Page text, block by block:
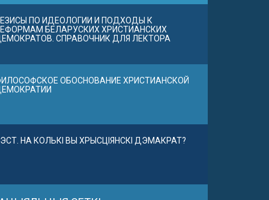
ПО ИДЕОЛОГИИ И ПОДХОДЫ К
БЕЛАРУСКИХ ХРИСТИАНСКИХ
СПРАВОЧНИК ДЛЯ ЛЕКТОРА
ОБОСНОВАНИЕ ХРИСТИАНСКОЙ
НА КОЛЬКІ ВЫ ХРЫСЦІЯНСКІ ДЭМАКРАТ?